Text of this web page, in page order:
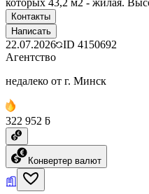
Контакты
Написать
22.07.2026 ID 4150692
Агентство
недалеко от г. Минск
322 952 ƃ
Конвертер валют